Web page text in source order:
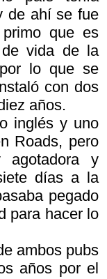
de ahí se fue
que es
vida de la
lo que se
con dos
años.
inglés y uno
Roads, pero
y
días a la
pegado
para hacer lo
ambos pubs
años por el